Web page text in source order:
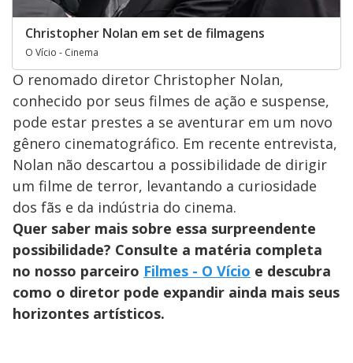
Christopher Nolan em set de filmagens
O Vício - Cinema
O renomado diretor Christopher Nolan,
conhecido por seus filmes de ação e suspense,
pode estar prestes a se aventurar em um novo
gênero cinematográfico. Em recente entrevista,
Nolan não descartou a possibilidade de dirigir
um filme de terror, levantando a curiosidade
dos fãs e da indústria do cinema.
Quer saber mais sobre essa surpreendente
possibilidade? Consulte a matéria completa
no nosso parceiro Filmes - O Vício e descubra
como o diretor pode expandir ainda mais seus
horizontes artísticos.